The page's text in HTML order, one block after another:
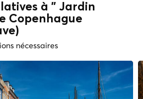
à " Jardin
Copenhague
nécessaires